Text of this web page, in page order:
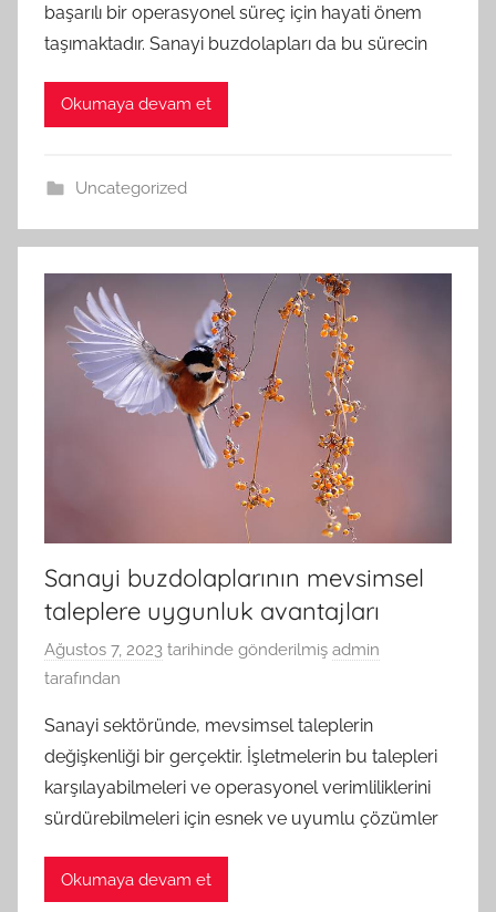
başarılı bir operasyonel süreç için hayati önem
taşımaktadır. Sanayi buzdolapları da bu sürecin
Okumaya devam et
Uncategorized
Sanayi buzdolaplarının mevsimsel
taleplere uygunluk avantajları
Ağustos 7, 2023 tarihinde gönderilmiş admin
tarafından
Sanayi sektöründe, mevsimsel taleplerin
değişkenliği bir gerçektir. İşletmelerin bu talepleri
karşılayabilmeleri ve operasyonel verimliliklerini
sürdürebilmeleri için esnek ve uyumlu çözümler
Okumaya devam et